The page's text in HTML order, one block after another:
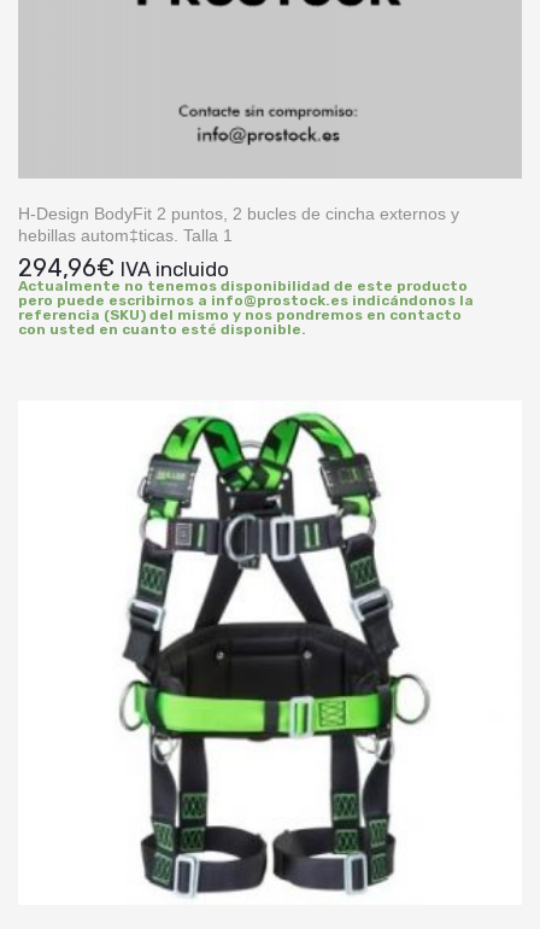
H-Design BodyFit 2 puntos, 2 bucles de cincha externos y
hebillas autom‡ticas. Talla 1
294,96€ IVA incluido
Actualmente no tenemos disponibilidad de este producto
pero puede escribirnos a info@prostock.es indicándonos la
referencia (SKU) del mismo y nos pondremos en contacto
con usted en cuanto esté disponible.